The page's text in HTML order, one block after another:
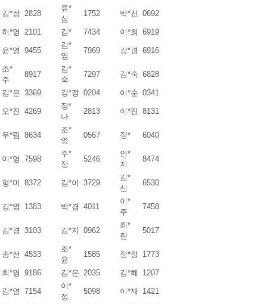
김*정 2828
류*
심
1752 박*진 0692
허*영 2101 김* 7434 이*희 6919
윤*영 9455
김*
영
7969 강*경 6916
조*
주
8917
김*
숙
7297 김*숙 6828
김*은 3369 강*정 0204 이*순 0341
오*진 4269
장*
나
2813 이*진 8131
우*림 8634
조*
영
0567 장* 6040
이*영 7598
주*
정
5246
안*
지
8474
형*미 8372 김*이 3729
김*
신
6530
강*영 1383 박*경 4011
이*
주
7458
김*경 3103 김*지 0962
최*
란
5017
송*선 4533
조*
윤
1585 장*정 1773
최*영 9186 김*은 2035 김*혜 1207
김*영 7154
이*
정
5098 이*재 1421